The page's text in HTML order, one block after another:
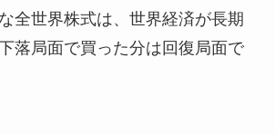
全世界株式は、世界経済が長期
落局面で買った分は回復局面で